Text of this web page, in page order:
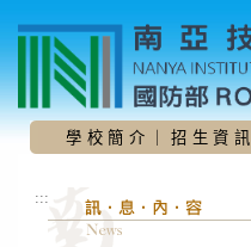
要
內
學 校 簡 介 招 生 資 訊
:::